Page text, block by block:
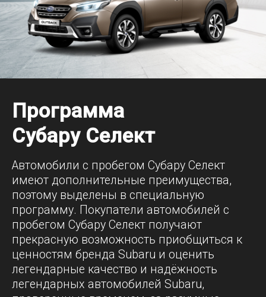
Программа
Субару Селект
Автомобили с пробегом Субару Селект
имеют дополнительные преимущества,
поэтому выделены в специальную
программу. Покупатели автомобилей с
пробегом Субару Селект получают
прекрасную возможность приобщиться к
ценностям бренда Subaru и оценить
легендарные качество и надёжность
легендарных автомобилей Subaru,